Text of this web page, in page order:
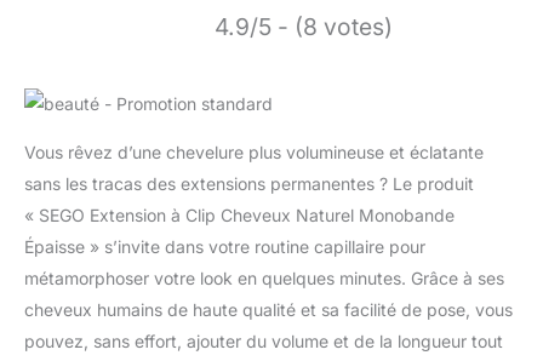
4.9/5 - (8 votes)
Vous rêvez d’une chevelure plus volumineuse et éclatante
sans les tracas des extensions permanentes ? Le produit
« SEGO Extension à Clip Cheveux Naturel Monobande
Épaisse » s’invite dans votre routine capillaire pour
métamorphoser votre look en quelques minutes. Grâce à ses
cheveux humains de haute qualité et sa facilité de pose, vous
pouvez, sans effort, ajouter du volume et de la longueur tout